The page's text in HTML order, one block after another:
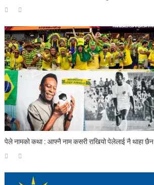
पेले नामको कथा : आफ्नै नाम कसरी राखियो पेलेलाई नै थाहा छैन